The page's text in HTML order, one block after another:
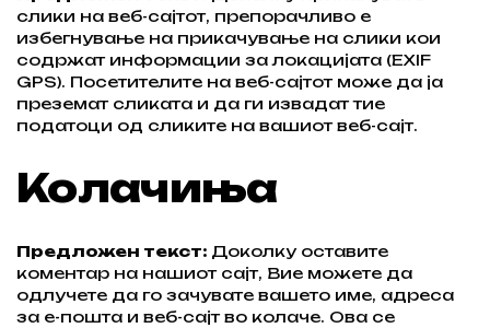
слики на веб-сајтот, препорачливо е
избегнување на прикачување на слики кои
содржат информации за локацијата (EXIF
GPS). Посетителите на веб-сајтот може да ја
преземат сликата и да ги извадат тие
податоци од сликите на вашиот веб-сајт.
Колачиња
Предложен текст: Доколку оставите
коментар на нашиот сајт, Вие можете да
одлучете да го зачувате вашето име, адреса
за е-пошта и веб-сајт во колаче. Ова се